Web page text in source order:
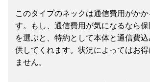
このタイプのネックは通信費用がか
す。もし、通信費用が気になるなら
を選ぶと、特約として本体と通信費
供してくれます。状況によってはお
ません。